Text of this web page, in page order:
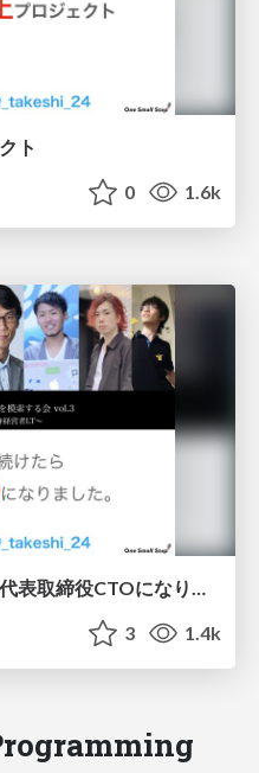
ト
0 1.6k
好きなことを選び続けたら代表取締役CTOになりました。
3 1.4k